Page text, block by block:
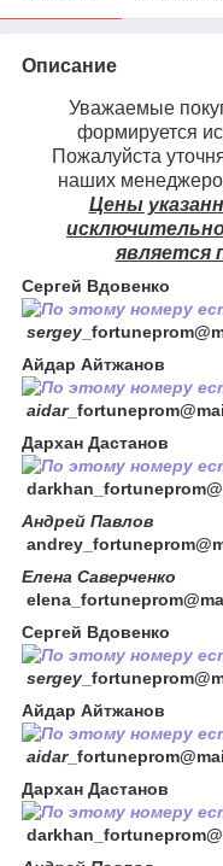
Описание
Уважаемые
формируется
Пожалуйста
наших
Цены
является
Сергей Вдовенко
sergey
Айдар Айтжанов
+7
aidar
Дархан Дастанов +7
darkhan
Андрей Павлов
Елена Саверченко
Сергей Вдовенко
sergey
Айдар Айтжанов
+7
aidar
Дархан Дастанов +7
darkhan